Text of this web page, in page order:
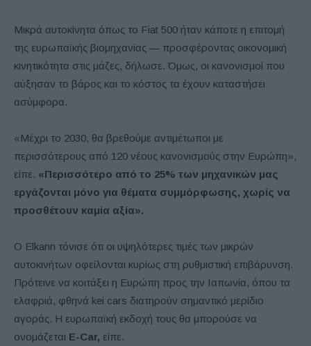
Μικρά αυτοκίνητα όπως το Fiat 500 ήταν κάποτε η επιτομή
της ευρωπαϊκής βιομηχανίας — προσφέροντας οικονομική
κινητικότητα στις μάζες, δήλωσε. Όμως, οι κανονισμοί που
αύξησαν το βάρος και το κόστος τα έχουν καταστήσει
ασύμφορα.
«Μέχρι το 2030, θα βρεθούμε αντιμέτωποι με
περισσότερους από 120 νέους κανονισμούς στην Ευρώπη»,
είπε. «Περισσότερο από το 25% των μηχανικών μας
εργάζονται μόνο για θέματα συμμόρφωσης, χωρίς να
προσθέτουν καμία αξία».
Ο Elkann τόνισε ότι οι υψηλότερες τιμές των μικρών
αυτοκινήτων οφείλονται κυρίως στη ρυθμιστική επιβάρυνση.
Πρότεινε να κοιτάξει η Ευρώπη προς την Ιαπωνία, όπου τα
ελαφριά, φθηνά kei cars διατηρούν σημαντικό μερίδιο
αγοράς. Η ευρωπαϊκή εκδοχή τους θα μπορούσε να
ονομάζεται E-Car, είπε.